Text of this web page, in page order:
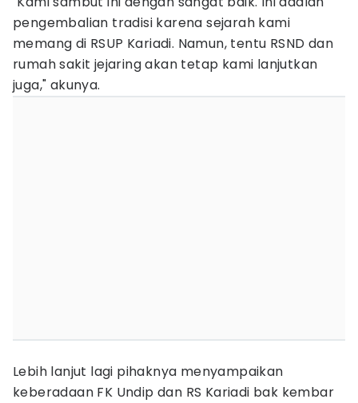
pengembalian tradisi karena sejarah kami
memang di RSUP Kariadi. Namun, tentu RSND dan
rumah sakit jejaring akan tetap kami lanjutkan
juga," akunya.
Lebih lanjut lagi pihaknya menyampaikan
keberadaan FK Undip dan RS Kariadi bak kembar